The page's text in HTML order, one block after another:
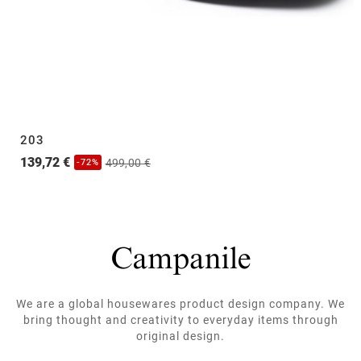
203
139,72 € -72% 499,00 €
We are a global housewares product design company. We
bring thought and creativity to everyday items through
original design.